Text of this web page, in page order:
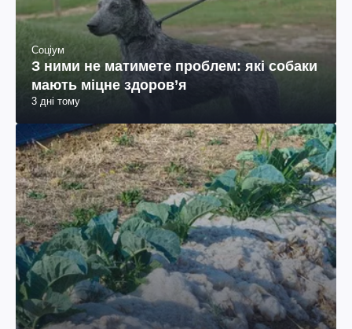
Соціум
З ними не матимете проблем: які собаки
мають міцне здоров’я
3 дні тому